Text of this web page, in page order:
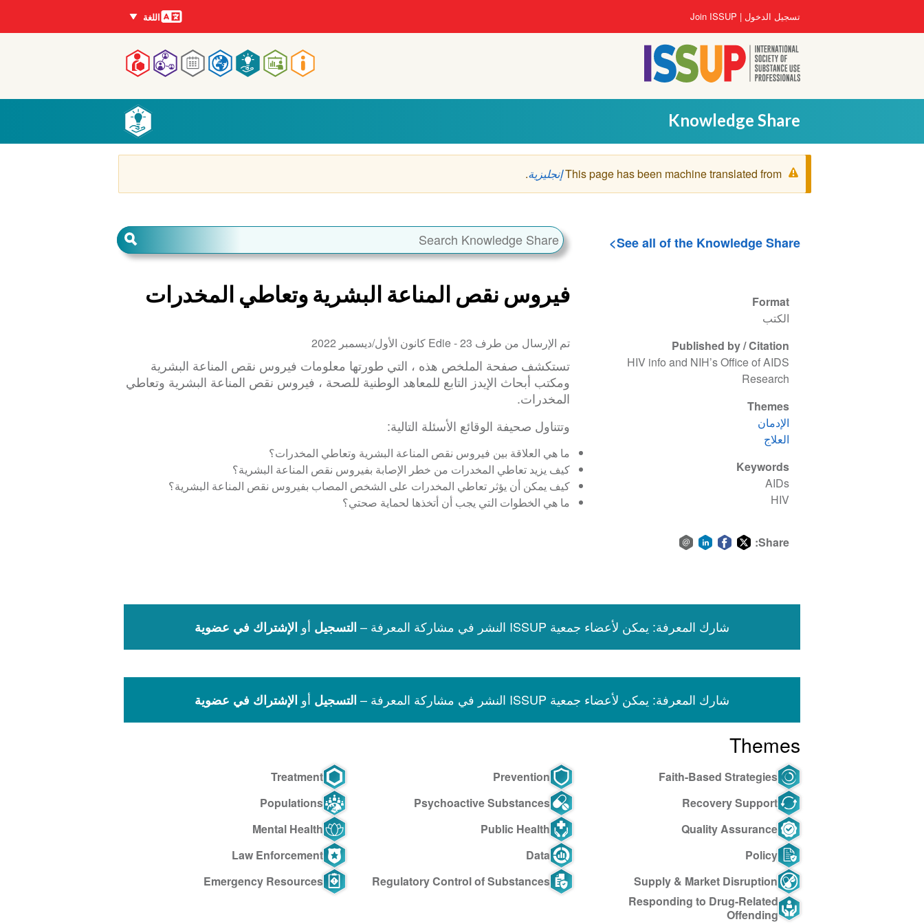
Main
navigation
User
account
menu
تسجيل الدخول Join ISSUP اللغات
اللغة
Knowledge Share
رسالة
التحذير
This page has been machine translated fromإنجليزية.
See all of the Knowledge Share
Format
الكتب
Published by / Citation
HIV info and NIH’s Office of AIDS
Research
Themes
الإدمان
العلاج
Keywords
AIDs
HIV
Share:
فيروس نقص المناعة البشرية وتعاطي المخدرات
تم الإرسال من طرف Edie - 23 كانون الأول/ديسمبر 2022
تستكشف صفحة الملخص هذه ، التي طورتها معلومات فيروس نقص المناعة البشرية
ومكتب أبحاث الإيدز التابع للمعاهد الوطنية للصحة ، فيروس نقص المناعة البشرية وتعاطي
المخدرات.
وتتناول صحيفة الوقائع الأسئلة التالية:
ما هي العلاقة بين فيروس نقص المناعة البشرية وتعاطي المخدرات؟
كيف يزيد تعاطي المخدرات من خطر الإصابة بفيروس نقص المناعة البشرية؟
كيف يمكن أن يؤثر تعاطي المخدرات على الشخص المصاب بفيروس نقص المناعة البشرية؟
ما هي الخطوات التي يجب أن أتخذها لحماية صحتي؟
شارك المعرفة: يمكن لأعضاء جمعية ISSUP النشر في مشاركة المعرفة – التسجيل أو الإشتراك في عضوية
شارك المعرفة: يمكن لأعضاء جمعية ISSUP النشر في مشاركة المعرفة – التسجيل أو الإشتراك في عضوية
Themes
Faith-Based Strategies
Prevention
Treatment
Recovery Support
Psychoactive Substances
Populations
Quality Assurance
Public Health
Mental Health
Policy
Data
Law Enforcement
Supply & Market Disruption
Regulatory Control of Substances
Emergency Resources
Responding to Drug-Related
Offending